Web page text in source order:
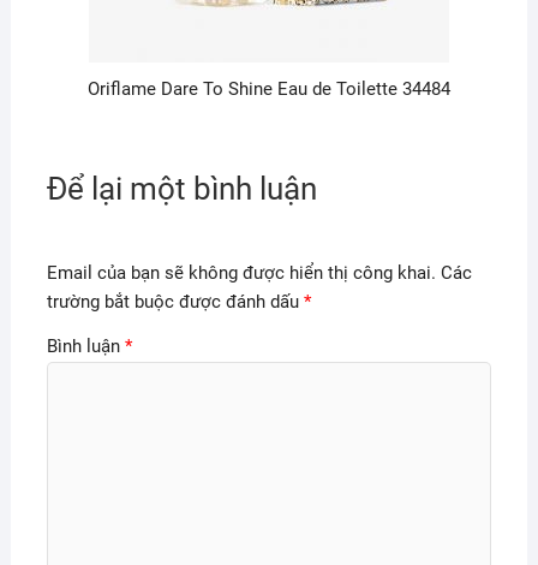
Oriflame Dare To Shine Eau de Toilette 34484
Để lại một bình luận
Email của bạn sẽ không được hiển thị công khai. Các
trường bắt buộc được đánh dấu *
Bình luận *